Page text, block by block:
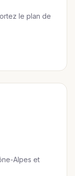
le plan de
Alpes et